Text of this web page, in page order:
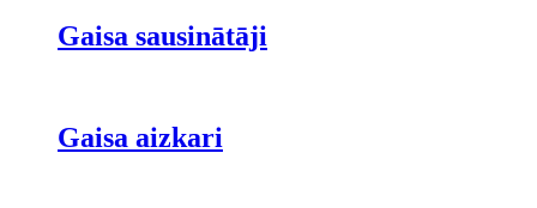
Gaisa sausinātāji
Gaisa aizkari